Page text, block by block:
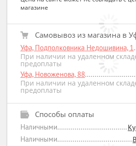
магазине
Самовывоз из магазина в
Уфа, Подполковника Недошивина, 1
При наличии на удаленном
предоплаты
Уфа, Новоженова, 88
При наличии на удаленном
предоплаты
Способы оплаты
Наличными
Наличными